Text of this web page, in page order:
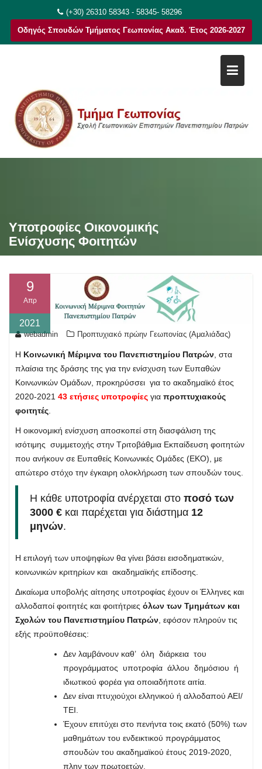
στο
περιεχόμενο
(+30) 26310 58343 - 58345- 58296
Οδηγός Σπουδών Τμήματος Γεωπονίας Ακαδ. Έτος 2026-2027
Υποτροφίες Οικονομικής
Ενίσχυσης Φοιτητών
9
Απρ
2021
webadmin Προπτυχιακό πρώην Γεωπονίας (Αμαλιάδας)
Η Κοινωνική Μέριμνα του Πανεπιστημίου Πατρών , στα
πλαίσια της δράσης της για την ενίσχυση των Ευπαθών
Κοινωνικών Ομάδων, προκηρύσσει για το ακαδημαϊκό έτος
2020-2021 43 ετήσιες υποτροφίες για προπτυχιακούς
φοιτητές
Η οικονομική ενίσχυση αποσκοπεί στη διασφάλιση της
ισότιμης συμμετοχής στην Τριτοβάθμια Εκπαίδευση φοιτητών
που ανήκουν σε Ευπαθείς Κοινωνικές Ομάδες (ΕΚΟ), με
απώτερο στόχο την έγκαιρη ολοκλήρωση των σπουδών τους.
Η κάθε υποτροφία ανέρχεται στο ποσό των
3000 € και παρέχεται για διάστημα 12
μηνών.
Η επιλογή των υποψηφίων θα γίνει βάσει εισοδηματικών,
κοινωνικών κριτηρίων και ακαδημαϊκής επίδοσης.
Δικαίωμα υποβολής αίτησης υποτροφίας έχουν οι Έλληνες και
αλλοδαποί φοιτητές και φοιτήτριες όλων των Τμημάτων και
Σχολών του Πανεπιστημίου Πατρών , εφόσον πληρούν τις
εξής προϋποθέσεις:
Δεν λαμβάνουν καθ’ όλη διάρκεια του
προγράμματος υποτροφία άλλου δημόσιου ή
ιδιωτικού φορέα για οποιαδήποτε αιτία.
Δεν είναι πτυχιούχοι ελληνικού ή αλλοδαπού ΑΕΙ/
ΤΕΙ.
Έχουν επιτύχει στο πενήντα τοις εκατό (50%) των
μαθημάτων του ενδεικτικού προγράμματος
σπουδών του ακαδημαϊκού έτους 2019‐2020,
πλην των πρωτοετών.